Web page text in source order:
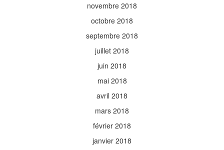
novembre 2018
octobre 2018
septembre 2018
juillet 2018
juin 2018
mai 2018
avril 2018
mars 2018
février 2018
janvier 2018